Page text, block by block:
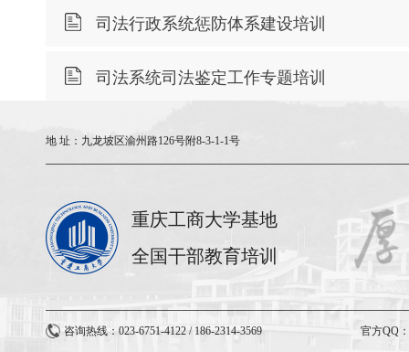
司法行政系统惩防体系建设培训
司法系统司法鉴定工作专题培训
地 址： 九龙坡区渝州路126号附8-3-1-1号
重庆工商大学基地
全国干部教育培训
咨询热线：023-6751-4122 / 186-2314-3569 官方QQ